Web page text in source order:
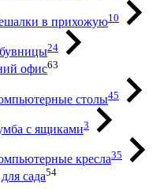
в прихожую10
24
офис63
столы45
с ящиками3
кресла35
сада54